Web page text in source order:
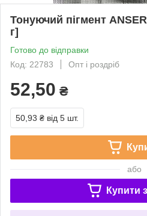
Тонуючий пігмент
г]
Готово до відправки
Код: 22783
Опт і роздріб
52,50 ₴
50,93 ₴ від 5 шт.
або
Купити з